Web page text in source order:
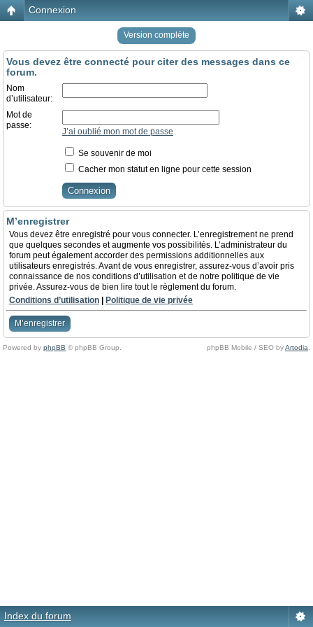
Connexion
Version compléte
Vous devez être connecté pour citer des messages dans ce
forum.
Nom
d’utilisateur:
Mot de
passe:
J’ai oublié mon mot de passe
Se souvenir de moi
Cacher mon statut en ligne pour cette session
M’enregistrer
Vous devez être enregistré pour vous connecter. L’enregistrement ne prend
que quelques secondes et augmente vos possibilités. L’administrateur du
forum peut également accorder des permissions additionnelles aux
utilisateurs enregistrés. Avant de vous enregistrer, assurez-vous d’avoir pris
connaissance de nos conditions d’utilisation et de notre politique de vie
privée. Assurez-vous de bien lire tout le règlement du forum.
Conditions d’utilisation
Politique de vie privée
M’enregistrer
Powered by phpBB © phpBB Group. phpBB Mobile / SEO byArtodia
Index du forum